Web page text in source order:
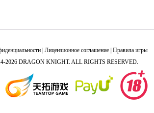
Лицензионное соглашение Правила игры
2026 DRAGON KNIGHT. ALL RIGHTS RESERVED.